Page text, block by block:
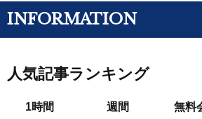
INFORMATION
人気記事ランキング
1時間 週間 無料